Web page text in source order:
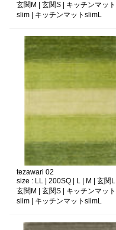
玄関M | 玄関S | キッチンマット
slim | キッチンマットslimL
tezawari 02
size : LL | 200SQ | L | M | 玄関L |
玄関M | 玄関S | キッチンマット
slim | キッチンマットslimL